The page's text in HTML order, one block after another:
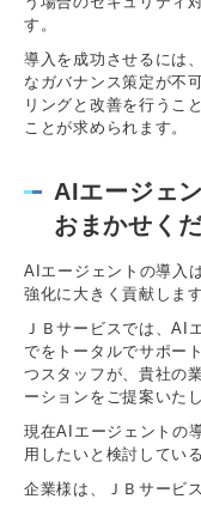
す。
導入を成功させるには
なガバナンス策定が不
リングと改善を行うこ
ことが求められます。
AIエージェ
おまかせく
AIエージェントの導入
強化に大きく貢献します
ＪＢサービスでは、AI
でをトータルでサポー
つスタッフが、貴社の
ーションをご提案いた
現在AIエージェントの
用したいと検討している
企業様は、ＪＢサービ